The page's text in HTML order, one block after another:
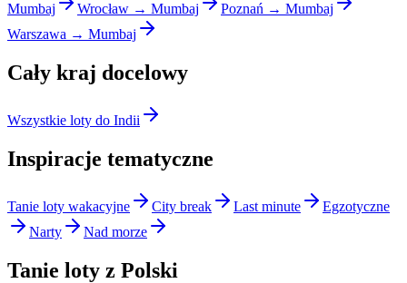
Mumbaj
Wrocław → Mumbaj
Poznań → Mumbaj
Warszawa → Mumbaj
Cały kraj docelowy
Wszystkie loty do Indii
Inspiracje tematyczne
Tanie loty wakacyjne City break Last minute
Egzotyczne
Narty
Nad morze
Tanie loty z Polski